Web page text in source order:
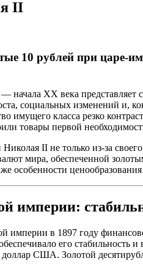
II
10 рублей при царе-
XX века
социальных изменений и,
имущего класса резко
товары первой
II не только из-за
мира, обеспеченной
особенности
империи:
империи в 1897 году
его
США. Золотой